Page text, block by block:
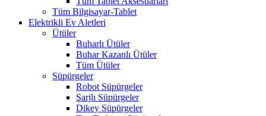
Tüm Bilgisayar-Tablet
Elektrikli Ev Aletleri
Ütüler
Buharlı Ütüler
Buhar Kazanlı Ütüler
Tüm Ütüler
Süpürgeler
Robot Süpürgeler
Şarjlı Süpürgeler
Dikey Süpürgeler